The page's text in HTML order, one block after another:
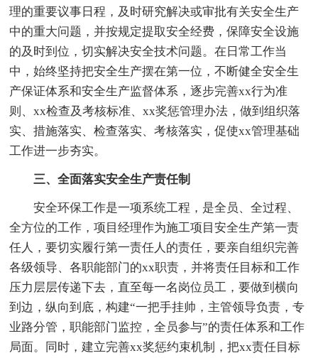
理的重要议事日程，及时研究解决或审批有关安全生产
中的重大问题，并按规定提取安全经费，保障安全设施
的及时到位，切实解决安全技术问题。在日常工作当
中，始终坚持把安全生产摆在第一位，不断健全安全生
产保证体系和安全生产监督体系，逐步完善xx行为准
则、xx检查及考核标准、xx奖惩管理办法，做到组织落
实、措施落实、检查落实、考核落实，促使xx管理基础
工作进一步夯实。
三、全面落实安全生产责任制
安全环保工作是一项系统工程，是全员、全过程、
全方位的工作，项目经理作为施工项目安全生产第一责
任人，要切实履行第一责任人的责任，要亲自组织完善
各级领导、各职能部门的xx职责，并将责任目标和工作
压力层层传递下去，直至每一名岗位员工，要做到横向
到边，纵向到底，构建“一把手挂帅，主管领导负责，专
业路分管，职能部门监控，全员参与”的责任体系和工作
局面。同时，建立完善xx奖惩约束机制，把xx责任目标